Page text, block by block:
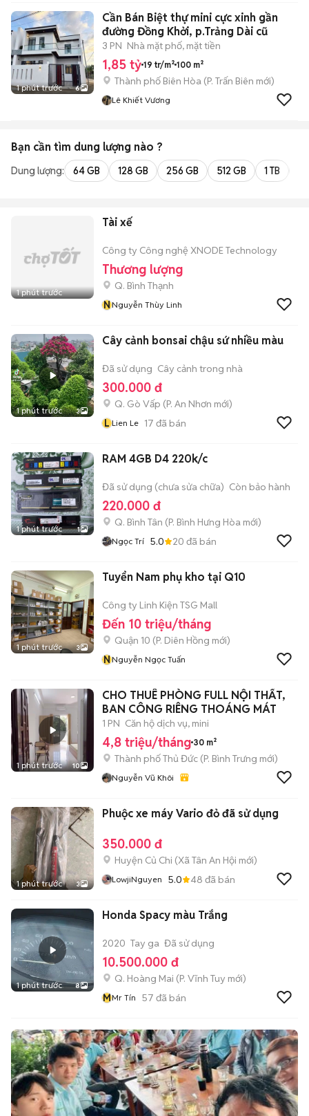
1 phút trước 6
Cần Bán Biệt thự mini cực xinh gần
đường Đồng Khởi, p.Trảng Dài cũ
3 PN Nhà mặt phố, mặt tiền
1,85 tỷ 19 tr/m² 100 m²
Thành phố Biên Hòa (P. Trấn Biên mới)
Lê Khiết Vương
Bạn cần tìm dung lượng nào ?
Dung lượng: 64 GB 128 GB 256 GB 512 GB 1 TB
1 phút trước
Tài xế
Công ty Công nghệ XNODE Technology
Thương lượng
Q. Bình Thạnh
NNguyễn Thùy Linh
1 phút trước 3
Cây cảnh bonsai chậu sứ nhiều màu
Đã sử dụng Cây cảnh trong nhà
300.000 đ
Q. Gò Vấp (P. An Nhơn mới)
L Lien Le 17 đã bán
1 phút trước 1
RAM 4GB D4 220k/c
Đã sử dụng (chưa sửa chữa) Còn bảo hành
220.000 đ
Q. Bình Tân (P. Bình Hưng Hòa mới)
Ngọc Trí 5.0 20 đã bán
1 phút trước 3
Tuyển Nam phụ kho tại Q10
Công ty Linh Kiện TSG Mall
Đến 10 triệu/tháng
Quận 10 (P. Diên Hồng mới)
NNguyễn Ngọc Tuấn
1 phút trước 10
CHO THUÊ PHÒNG FULL NỘI THẤT,
BAN CÔNG RIÊNG THOÁNG MÁT
1 PN Căn hộ dịch vụ, mini
4,8 triệu/tháng 30 m²
Thành phố Thủ Đức (P. Bình Trưng mới)
Nguyễn Vũ Khôi
1 phút trước 3
Phuộc xe máy Vario đỏ đã sử dụng
350.000 đ
Huyện Củ Chi (Xã Tân An Hội mới)
LowjiNguyen 5.0 48 đã bán
1 phút trước 8
Honda Spacy màu Trắng
2020 Tay ga Đã sử dụng
10.500.000 đ
Q. Hoàng Mai (P. Vĩnh Tuy mới)
MMr Tín 57 đã bán